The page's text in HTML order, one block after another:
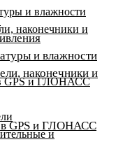
и влажности
наконечники и
GPS и ГЛОНАСС
и
и влажности
наконечники и
GPS и ГЛОНАСС